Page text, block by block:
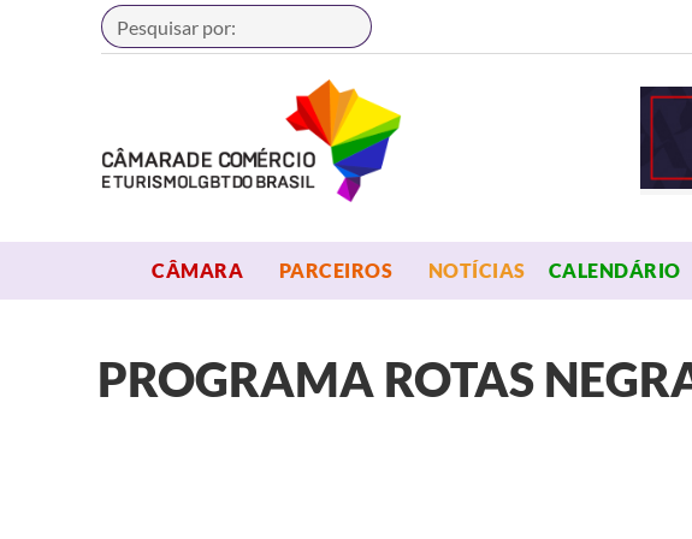
Buscar
CÂMARA OPEN MENU
PARCEIROS OPEN MENU
NOTÍCIAS CALENDÁRIO
PROGRAMA ROTAS